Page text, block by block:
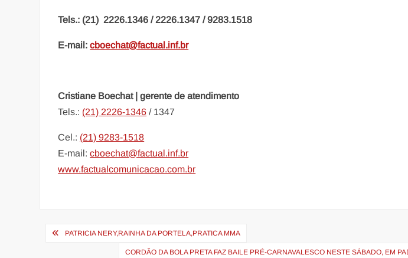
Tels.: (21) 2226.1346 / 2226.1347 / 9283.1518
E-mail:cboechat@factual.inf.br
Cristiane Boechat| gerente de atendimento
Tels.: (21) 2226-1346 / 1347
Cel.: (21) 9283-1518
E-mail:cboechat@factual.inf.br
www.factualcomunicacao.com.br
Navegação
PATRICIA NERY,RAINHA DA PORTELA,PRATICA MMA
CORDÃO DA BOLA PRETA FAZ BAILE PRÉ-CARNAVALESCO NESTE SÁBADO, EM